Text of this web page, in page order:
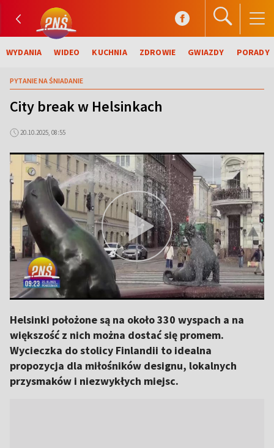
WYDANIA WIDEO KUCHNIA ZDROWIE GWIAZDY PORADY
PYTANIE NA ŚNIADANIE
City break w Helsinkach
20.10.2025, 08:55
Helsinki położone są na około 330 wyspach a na
większość z nich można dostać się promem.
Wycieczka do stolicy Finlandii to idealna
propozycja dla miłośników designu, lokalnych
przysmaków i niezwykłych miejsc.